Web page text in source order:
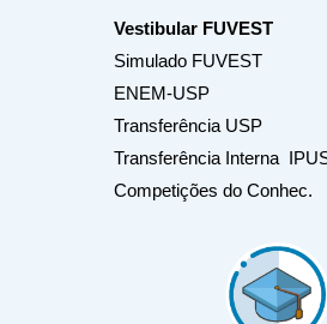
Vestibular FUVEST
Simulado FUVEST
ENEM-USP
Transferência USP
Transferência Interna
Competições do Conhec.